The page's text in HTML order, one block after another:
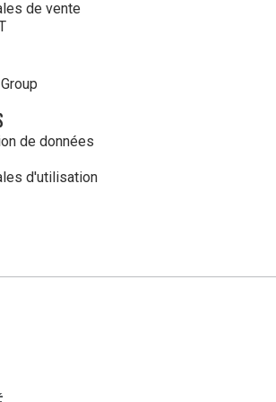
de vente
de données
d'utilisation